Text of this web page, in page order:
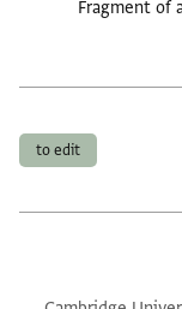
Fragment of
to edit